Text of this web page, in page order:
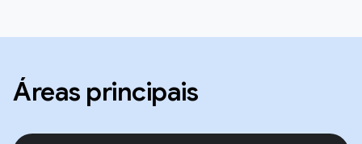
Áreas principais